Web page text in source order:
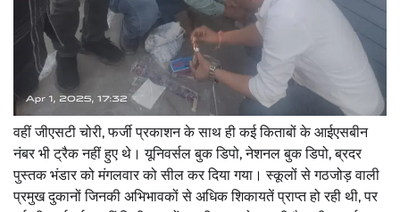
वहीं जीएसटी चोरी, फर्जी प्रकाशन के साथ ही कई किताबों के आईएसबीन
नंबर भी ट्रैक नहीं हुए थे। यूनिवर्सल बुक डिपो, नेशनल बुक डिपो, ब्रदर
पुस्तक भंडार को मंगलवार को सील कर दिया गया। स्कूलों से गठजोड़ वाली
प्रमुख दुकानों जिनकी अभिभावकों से अधिक शिकायतें प्राप्त हो रही थी, पर